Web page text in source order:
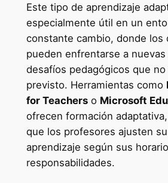
Este tipo de aprendizaje
especialmente útil en un
constante cambio, donde los
pueden enfrentarse a
desafíos pedagógicos que no
previsto. Herramientas como
for Teacherso Microsoft
ofrecen formación
que los profesores ajusten
aprendizaje según sus
responsabilidades.